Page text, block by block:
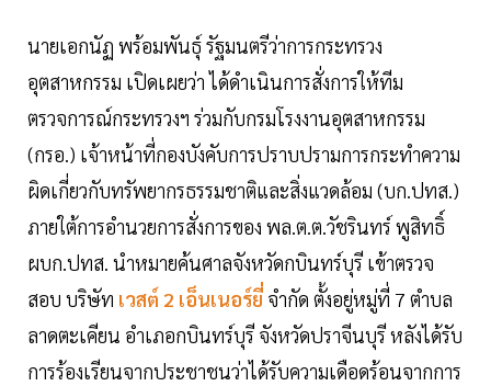
นายเอกนัฏ พร้อมพันธุ์ รัฐมนตรีว่าการกระทรวง
อุตสาหกรรม เปิดเผยว่า ได้ดำเนินการสั่งการให้ทีม
ตรวจการณ์กระทรวงฯ ร่วมกับกรมโรงงานอุตสาหกรรม
(กรอ.) เจ้าหน้าที่กองบังคับการปราบปรามการกระทำความ
ผิดเกี่ยวกับทรัพยากรธรรมชาติและสิ่งแวดล้อม (บก.ปทส.)
ภายใต้การอำนวยการสั่งการของ พล.ต.ต.วัชรินทร์ พูสิทธิ์
ผบก.ปทส. นำหมายค้นศาลจังหวัดกบินทร์บุรี เข้าตรวจ
สอบ บริษัท เวสต์ 2 เอ็นเนอร์ยี่ จำกัด ตั้งอยู่หมู่ที่ 7 ตำบล
ลาดตะเคียน อำเภอกบินทร์บุรี จังหวัดปราจีนบุรี หลังได้รับ
การร้องเรียนจากประชาชนว่าได้รับความเดือดร้อนจากการ